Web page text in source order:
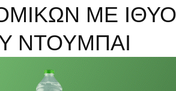
ΜΕ
ΝΤΟΥΜΠΑΙ